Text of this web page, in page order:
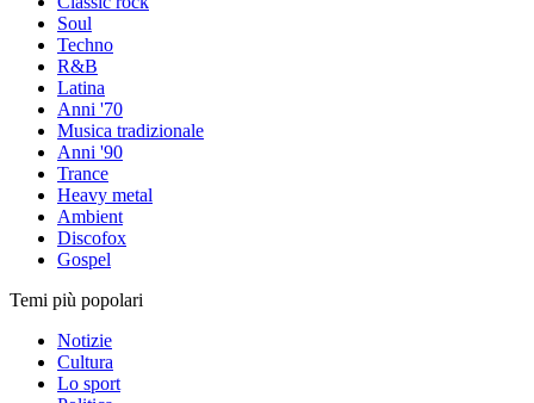
Soul
Techno
R&B
Latina
Anni '70
Musica tradizionale
Anni '90
Trance
Heavy metal
Ambient
Discofox
Gospel
Temi più popolari
Notizie
Cultura
Lo sport